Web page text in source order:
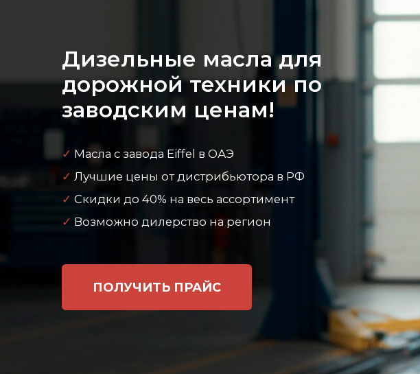
дорожной техники по
заводским ценам!
✓Масла с завода Eiffel в ОАЭ
✓
Скидки до 40% на весь ассортимент
Возможно дилерство на регион
ПОЛУЧИТЬ ПРАЙС